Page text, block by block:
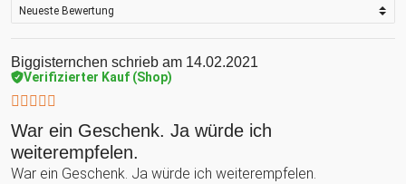
Biggisternchen schrieb am 14.02.2021
Verifizierter Kauf (Shop)
War ein Geschenk. Ja würde ich
weiterempfelen.
War ein Geschenk. Ja würde ich weiterempfelen.